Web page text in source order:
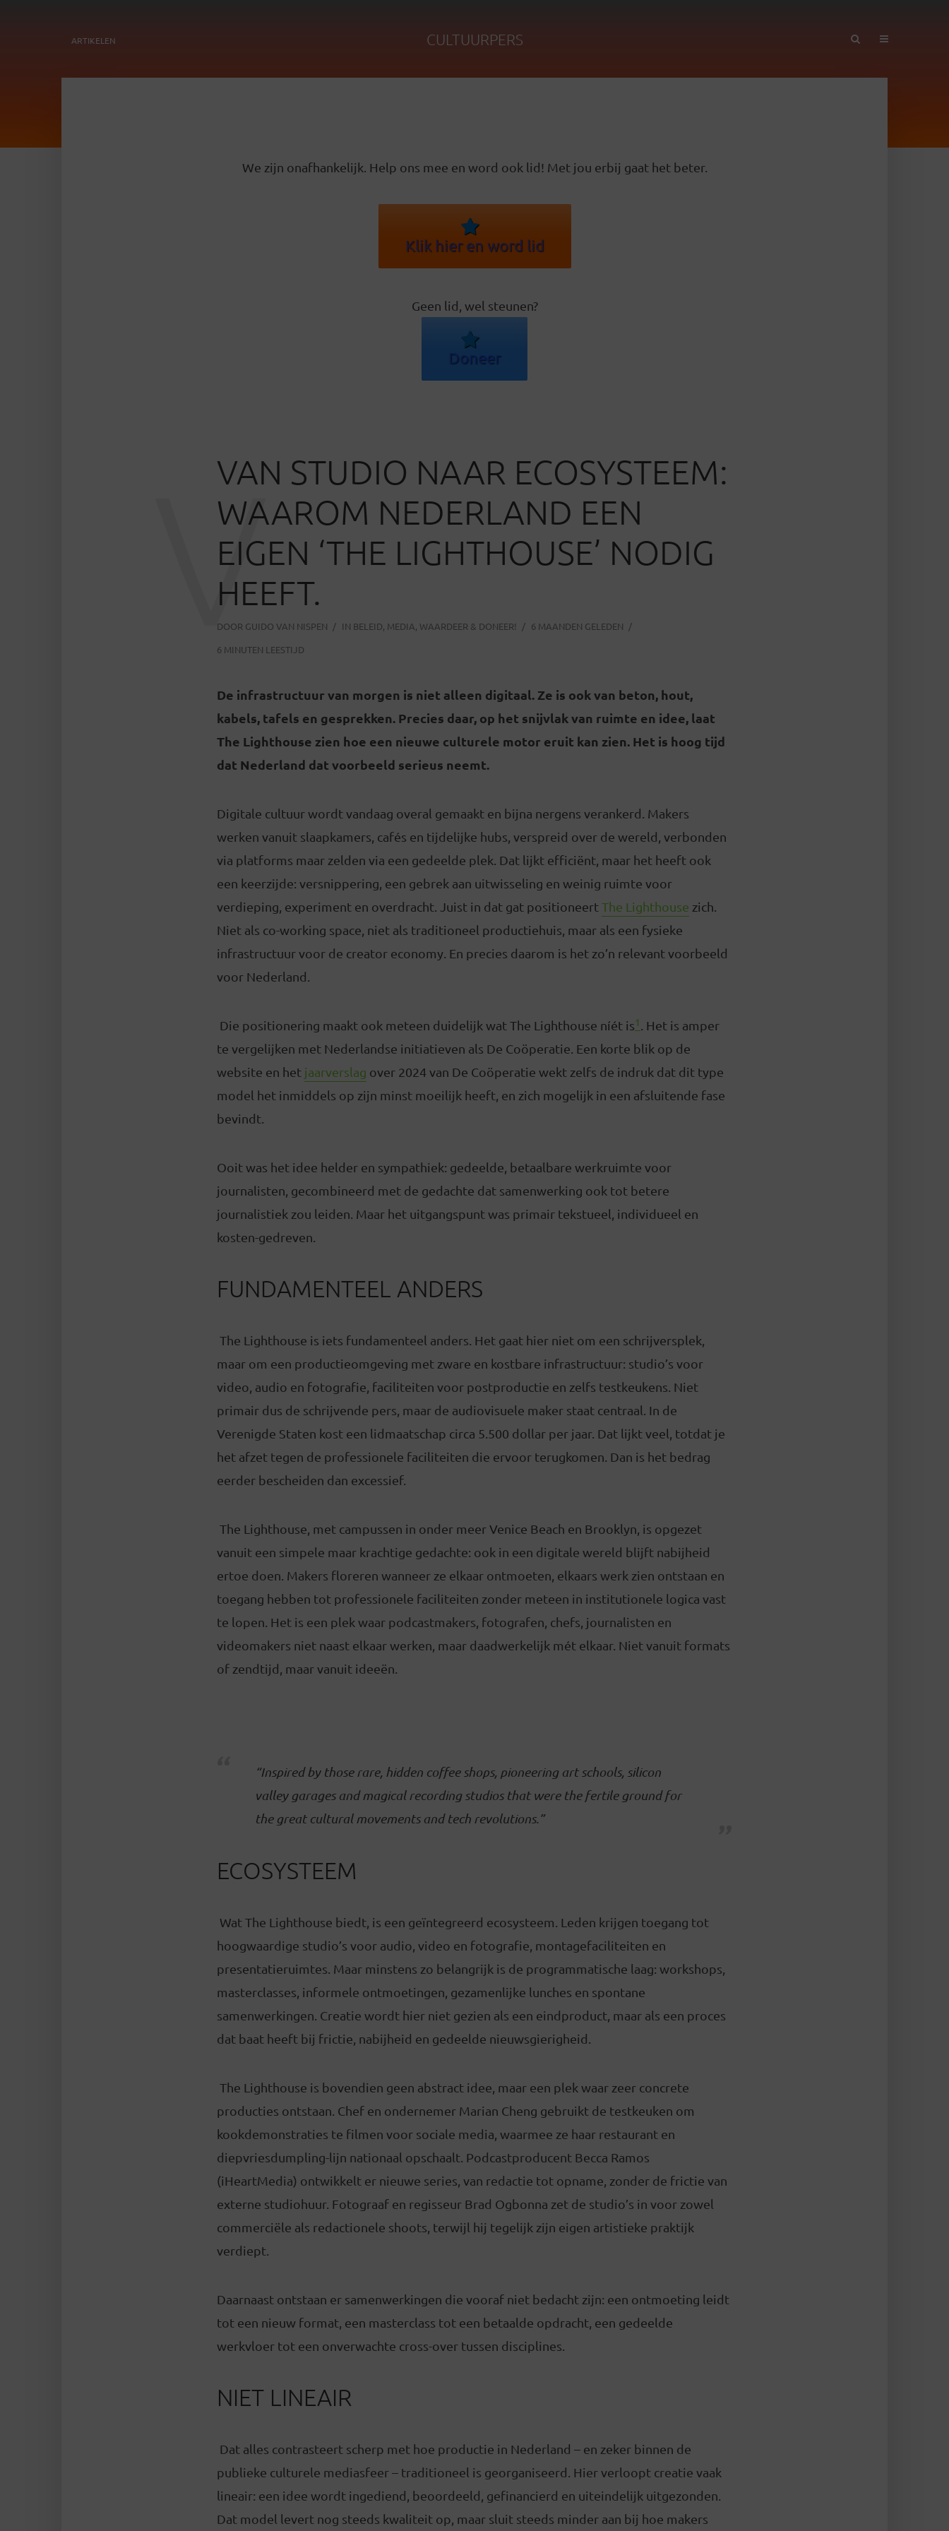
ARTIKELEN CULTUURPERS
We zijn onafhankelijk. Help ons mee en word ook lid! Met jou erbij gaat het beter.
Klik hier en word lid
Geen lid, wel steunen?
Doneer
VAN STUDIO NAAR ECOSYSTEEM:
WAAROM NEDERLAND EEN
EIGEN ‘THE LIGHTHOUSE’ NODIG
HEEFT.
DOOR GUIDO VAN NISPEN IN BELEID, MEDIA, WAARDEER & DONEER!
6 MAANDEN GELEDEN
6 MINUTEN LEESTIJD
V
De infrastructuur van morgen is niet alleen digitaal. Ze is ook van beton, hout,
kabels, tafels en gesprekken. Precies daar, op het snijvlak van ruimte en idee, laat
The Lighthouse zien hoe een nieuwe culturele motor eruit kan zien. Het is hoog tijd
dat Nederland dat voorbeeld serieus neemt.
Digitale cultuur wordt vandaag overal gemaakt en bijna nergens verankerd. Makers
werken vanuit slaapkamers, cafés en tijdelijke hubs, verspreid over de wereld, verbonden
via platforms maar zelden via een gedeelde plek. Dat lijkt efficiënt, maar het heeft ook
een keerzijde: versnippering, een gebrek aan uitwisseling en weinig ruimte voor
verdieping, experiment en overdracht. Juist in dat gat positioneertThe Lighthouse zich.
Niet als co-working space, niet als traditioneel productiehuis, maar als een fysieke
infrastructuur voor de creator economy. En precies daarom is het zo’n relevant voorbeeld
voor Nederland.
Die positionering maakt ook meteen duidelijk wat The Lighthouse níét is1 . Het is amper
te vergelijken met Nederlandse initiatieven als De Coöperatie. Een korte blik op de
website en het jaarverslag over 2024 van De Coöperatie wekt zelfs de indruk dat dit type
model het inmiddels op zijn minst moeilijk heeft, en zich mogelijk in een afsluitende fase
bevindt.
Ooit was het idee helder en sympathiek: gedeelde, betaalbare werkruimte voor
journalisten, gecombineerd met de gedachte dat samenwerking ook tot betere
journalistiek zou leiden. Maar het uitgangspunt was primair tekstueel, individueel en
kosten-gedreven.
FUNDAMENTEEL ANDERS
The Lighthouse is iets fundamenteel anders. Het gaat hier niet om een schrijversplek,
maar om een productieomgeving met zware en kostbare infrastructuur: studio’s voor
video, audio en fotografie, faciliteiten voor postproductie en zelfs testkeukens. Niet
primair dus de schrijvende pers, maar de audiovisuele maker staat centraal. In de
Verenigde Staten kost een lidmaatschap circa 5.500 dollar per jaar. Dat lijkt veel, totdat je
het afzet tegen de professionele faciliteiten die ervoor terugkomen. Dan is het bedrag
eerder bescheiden dan excessief.
The Lighthouse, met campussen in onder meer Venice Beach en Brooklyn, is opgezet
vanuit een simpele maar krachtige gedachte: ook in een digitale wereld blijft nabijheid
ertoe doen. Makers floreren wanneer ze elkaar ontmoeten, elkaars werk zien ontstaan en
toegang hebben tot professionele faciliteiten zonder meteen in institutionele logica vast
te lopen. Het is een plek waar podcastmakers, fotografen, chefs, journalisten en
videomakers niet naast elkaar werken, maar daadwerkelijk mét elkaar. Niet vanuit formats
of zendtijd, maar vanuit ideeën.
“Inspired by those rare, hidden coffee shops, pioneering art schools, silicon
valley garages and magical recording studios that were the fertile ground for
the great cultural movements and tech revolutions.”
ECOSYSTEEM
Wat The Lighthouse biedt, is een geïntegreerd ecosysteem. Leden krijgen toegang tot
hoogwaardige studio’s voor audio, video en fotografie, montagefaciliteiten en
presentatieruimtes. Maar minstens zo belangrijk is de programmatische laag: workshops,
masterclasses, informele ontmoetingen, gezamenlijke lunches en spontane
samenwerkingen. Creatie wordt hier niet gezien als een eindproduct, maar als een proces
dat baat heeft bij frictie, nabijheid en gedeelde nieuwsgierigheid.
The Lighthouse is bovendien geen abstract idee, maar een plek waar zeer concrete
producties ontstaan. Chef en ondernemer Marian Cheng gebruikt de testkeuken om
kookdemonstraties te filmen voor sociale media, waarmee ze haar restaurant en
diepvriesdumpling-lijn nationaal opschaalt. Podcastproducent Becca Ramos
(iHeartMedia) ontwikkelt er nieuwe series, van redactie tot opname, zonder de frictie van
externe studiohuur. Fotograaf en regisseur Brad Ogbonna zet de studio’s in voor zowel
commerciële als redactionele shoots, terwijl hij tegelijk zijn eigen artistieke praktijk
verdiept.
Daarnaast ontstaan er samenwerkingen die vooraf niet bedacht zijn: een ontmoeting leidt
tot een nieuw format, een masterclass tot een betaalde opdracht, een gedeelde
werkvloer tot een onverwachte cross-over tussen disciplines.
NIET LINEAIR
Dat alles contrasteert scherp met hoe productie in Nederland – en zeker binnen de
publieke culturele mediasfeer – traditioneel is georganiseerd. Hier verloopt creatie vaak
lineair: een idee wordt ingediend, beoordeeld, gefinancierd en uiteindelijk uitgezonden.
Dat model levert nog steeds kwaliteit op, maar sluit steeds minder aan bij hoe makers